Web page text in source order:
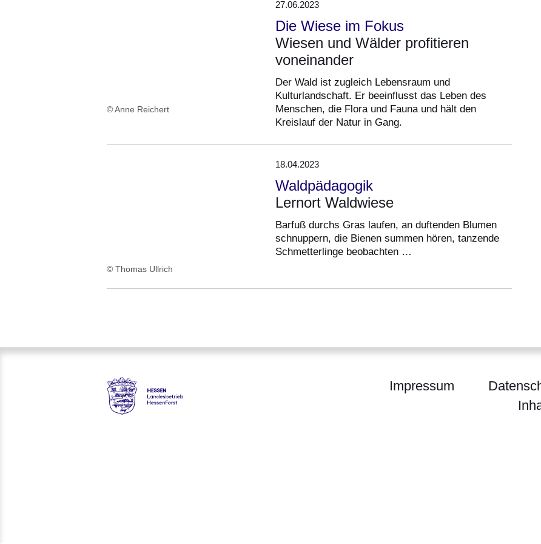
© Anne Reichert
27.06.2023
Die Wiese im Fokus
Wiesen und Wälder profitieren
voneinander
Der Wald ist zugleich Lebensraum und
Kulturlandschaft. Er beeinflusst das Leben des
Menschen, die Flora und Fauna und hält den
Kreislauf der Natur in Gang.
© Thomas Ullrich
18.04.2023
Waldpädagogik
Lernort Waldwiese
Barfuß durchs Gras laufen, an duftenden Blumen
schnuppern, die Bienen summen hören, tanzende
Schmetterlinge beobachten …
Hessen - Landesbetrieb HessenForst
Impressum